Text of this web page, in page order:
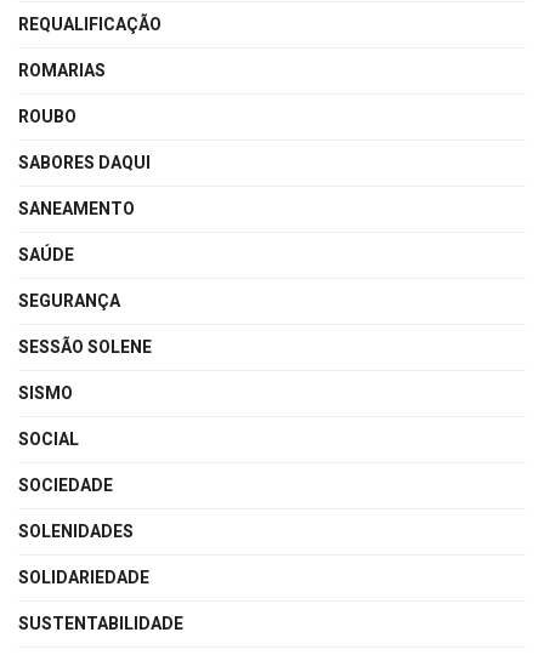
REQUALIFICAÇÃO
ROMARIAS
ROUBO
SABORES DAQUI
SANEAMENTO
SAÚDE
SEGURANÇA
SESSÃO SOLENE
SISMO
SOCIAL
SOCIEDADE
SOLENIDADES
SOLIDARIEDADE
SUSTENTABILIDADE